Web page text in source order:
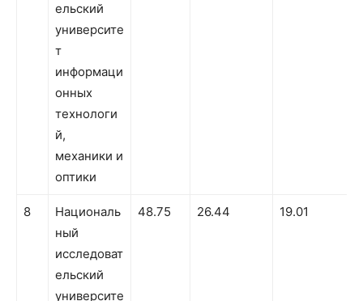
ельский
университе
т
информаци
онных
технологи
й,
механики и
оптики
8
Националь
ный
исследоват
ельский
университе
48.75 26.44 19.01